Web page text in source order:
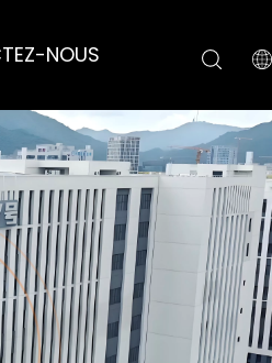
NOUS